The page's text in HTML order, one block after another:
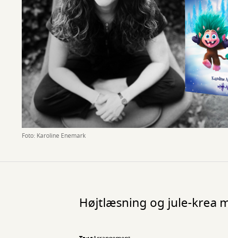
Foto: Karoline Enemark
Højtlæsning og jule-krea